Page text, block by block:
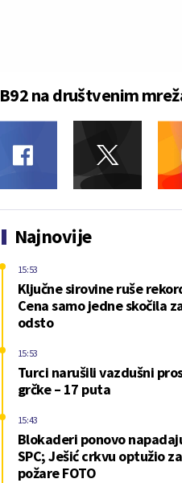
B92 na društvenim
Najnovije
Ključne sirovine ruše
Cena samo jedne skočila
odsto
15:53
Turci narušili vazdušni
grčke – 17 puta
15:53
Blokaderi ponovo
SPC; Ješić crkvu optužio za
požare FOTO
15:43